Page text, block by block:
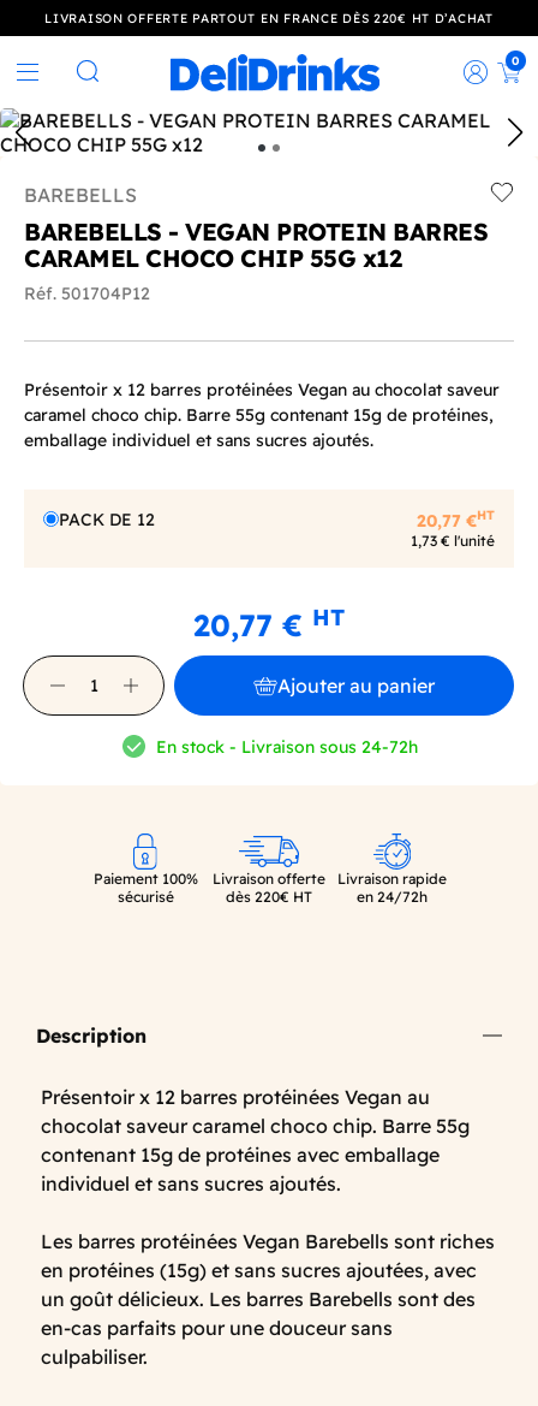
LIVRAISON OFFERTE PARTOUT EN FRANCE DÈS 220€ HT D’ACHAT
Rechercher
0
BAREBELLS
BAREBELLS - VEGAN PROTEIN BARRES
CARAMEL CHOCO CHIP 55G x12
Réf. 501704P12
Présentoir x 12 barres protéinées Vegan au chocolat saveur
caramel choco chip. Barre 55g contenant 15g de protéines,
emballage individuel et sans sucres ajoutés.
PACK DE 12 20,77 €HT
1,73 € l'unité
20,77 € HT
Ajouter au panier
En stock - Livraison sous 24-72h
Paiement 100%
sécurisé
Livraison offerte
dès 220€ HT
Livraison rapide
en 24/72h
Description
Présentoir x 12 barres protéinées Vegan au
chocolat saveur caramel choco chip. Barre 55g
contenant 15g de protéines avec emballage
individuel et sans sucres ajoutés.
Les barres protéinées Vegan Barebells sont riches
en protéines (15g) et sans sucres ajoutées, avec
un goût délicieux. Les barres Barebells sont des
en-cas parfaits pour une douceur sans
culpabiliser.